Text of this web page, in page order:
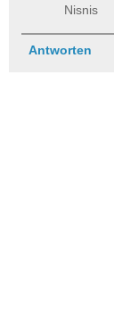
Nisnis
Antworten